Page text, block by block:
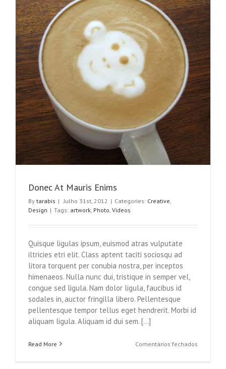
Donec At Mauris Enims
By tarabis | Julho 31st, 2012 | Categories: Creative
Design | Tags: artwork Photo Videos
Quisque ligulas ipsum, euismod atras vulputate
iltricies etri elit. Class aptent taciti sociosqu ad
litora torquent per conubia nostra, per inceptos
himenaeos. Nulla nunc dui, tristique in semper vel,
congue sed ligula. Nam dolor ligula, faucibus id
sodales in, auctor fringilla libero. Pellentesque
pellentesque tempor tellus eget hendrerit. Morbi id
aliquam ligula. Aliquam id dui sem. [...]
Read More Comentários fechados